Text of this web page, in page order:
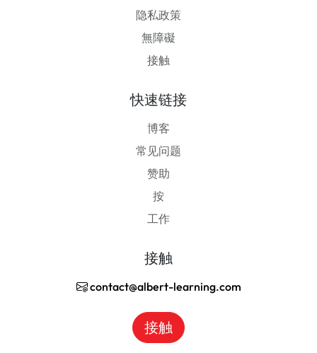
隐私政策
無障礙
接触
快速链接
博客
常见问题
赞助
按
工作
接触
contact@albert-learning.com
接触